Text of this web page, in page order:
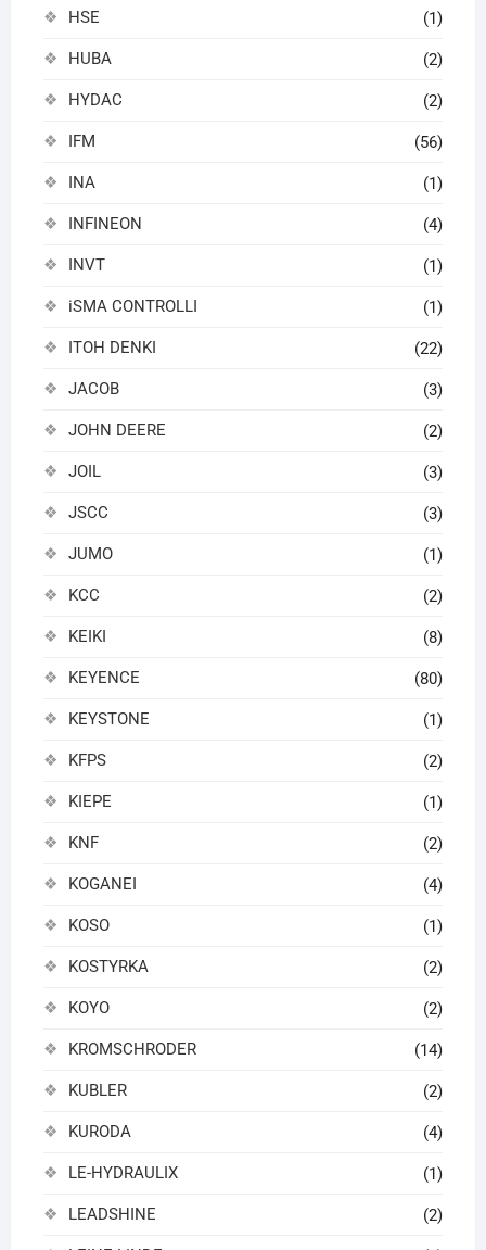
HSE (1)
HUBA (2)
HYDAC (2)
IFM (56)
INA (1)
INFINEON (4)
INVT (1)
iSMA CONTROLLI (1)
ITOH DENKI (22)
JACOB (3)
JOHN DEERE (2)
JOIL (3)
JSCC (3)
JUMO (1)
KCC (2)
KEIKI (8)
KEYENCE (80)
KEYSTONE (1)
KFPS (2)
KIEPE (1)
KNF (2)
KOGANEI (4)
KOSO (1)
KOSTYRKA (2)
KOYO (2)
KROMSCHRODER (14)
KUBLER (2)
KURODA (4)
LE-HYDRAULIX (1)
LEADSHINE (2)